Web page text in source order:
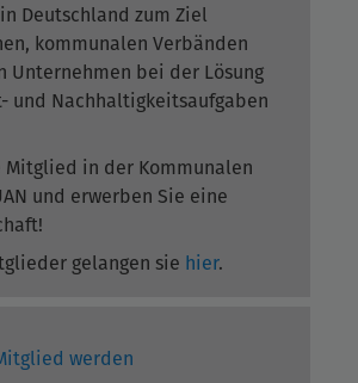
Deutschland zum Ziel
kommunalen Verbänden
Unternehmen bei der Lösung
und Nachhaltigkeitsaufgaben
Mitglied in der Kommunalen
und erwerben Sie eine
gelangen sie hier.
werden